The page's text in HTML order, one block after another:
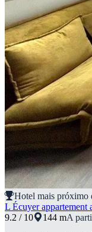
Hotel mais próximo
L Écuyer
9.2 / 10
144 mA